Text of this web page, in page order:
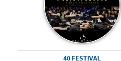
40 FESTIVAL